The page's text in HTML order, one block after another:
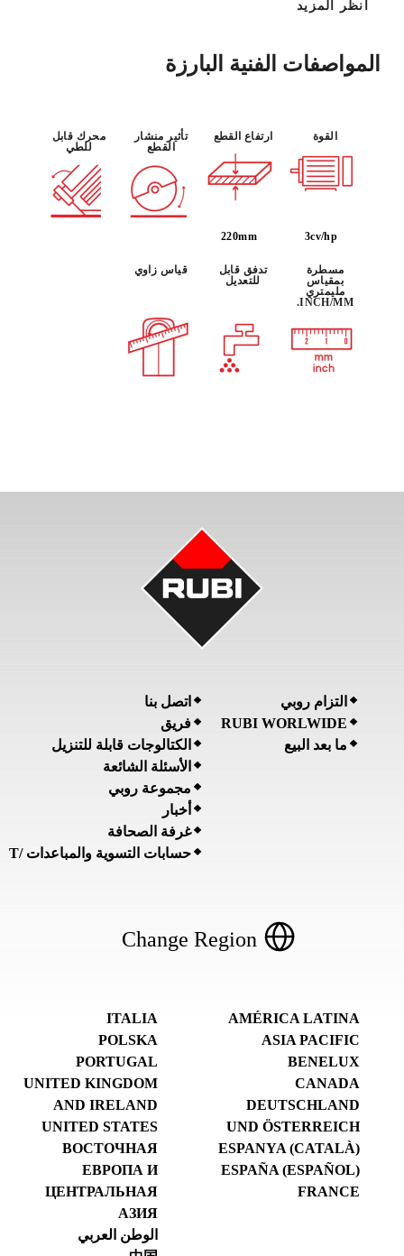
انظر المزيد
المواصفات الفنية البارزة
القوة
3cv/hp
ارتفاع القطع
220mm
تأثير منشار
القطع
محرك قابل
للطي
مسطرة
بمقياس
مليمتري
INCH/MM.
تدفق قابل
للتعديل
قياس زاوي
التزام روبي
RUBI WORLWIDE
ما بعد البيع
اتصل بنا
فريق
الكتالوجات قابلة للتنزيل
الأسئلة الشائعة
مجموعة روبي
أخبار
غرفة الصحافة
حسابات التسوية والمباعدات /T
Change Region
AMÉRICA LATINA
ASIA PACIFIC
BENELUX
CANADA
DEUTSCHLAND
UND ÖSTERREICH
ESPANYA (CATALÀ)
ESPAÑA (ESPAÑOL)
FRANCE
ITALIA
POLSKA
PORTUGAL
UNITED KINGDOM
AND IRELAND
UNITED STATES
ВОСТОЧНАЯ
ЕВРОПА И
ЦЕНТРАЛЬНАЯ
АЗИЯ
الوطن العربي